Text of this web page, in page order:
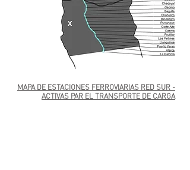
MAPA DE ESTACIONES FERROVIARIAS RED SUR -
ACTIVAS PAR EL TRANSPORTE DE CARGA